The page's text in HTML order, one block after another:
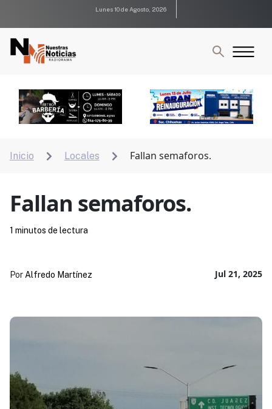
Lunes 10 de Agosto, 2026
Inicio  Locales  Fallan semaforos.
Fallan semaforos.
Jul 21, 2025
Por Alfredo Martínez
1 minutos de lectura